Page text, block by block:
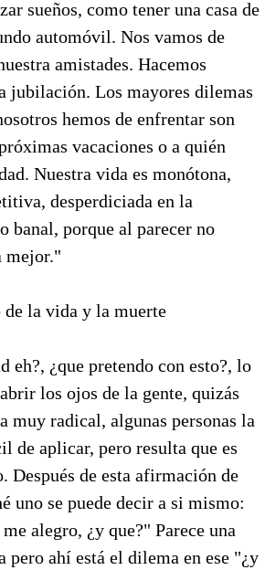
sueños, como tener una casa de
automóvil. Nos vamos de
amistades. Hacemos
jubilación. Los mayores dilemas
hemos de enfrentar son
vacaciones o a quién
Nuestra vida es monótona,
desperdiciada en la
banal, porque al parecer no
mejor."
la vida y la muerte
eh?, ¿que pretendo con esto?, lo
los ojos de la gente, quizás
muy radical, algunas personas la
de aplicar, pero resulta que es
Después de esta afirmación de
uno se puede decir a si mismo:
alegro, ¿y que?" Parece una
pero ahí está el dilema en ese "¿y